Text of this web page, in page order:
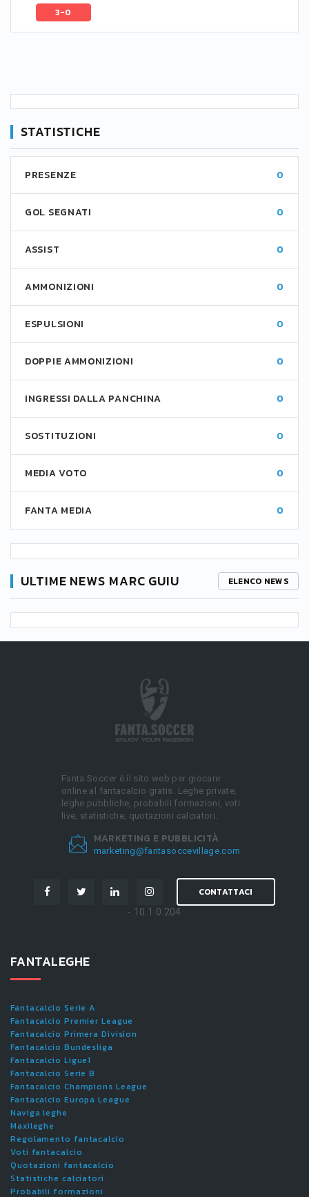
3-0
STATISTICHE
PRESENZE 0
GOL SEGNATI 0
ASSIST 0
AMMONIZIONI 0
ESPULSIONI 0
DOPPIE AMMONIZIONI 0
INGRESSI DALLA PANCHINA 0
SOSTITUZIONI 0
MEDIA VOTO 0
FANTA MEDIA 0
ULTIME NEWS MARC GUIU ELENCO NEWS
Fanta.Soccer è il sito web per giocare
online al fantacalcio gratis. Leghe private,
leghe pubbliche, probabili formazioni, voti
live, statistiche, quotazioni calciatori.
MARKETING E PUBBLICITÀ
marketing@fantasoccevillage.com
CONTATTACI
- 10.1.0.204
FANTALEGHE
Fantacalcio Serie A
Fantacalcio Premier League
Fantacalcio Primera Division
Fantacalcio Bundesliga
Fantacalcio Ligue1
Fantacalcio Serie B
Fantacalcio Champions League
Fantacalcio Europa League
Naviga leghe
Maxileghe
Regolamento fantacalcio
Voti fantacalcio
Quotazioni fantacalcio
Statistiche calciatori
Probabili formazioni